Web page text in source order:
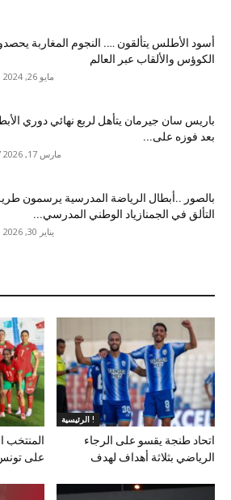
أسود الأطلس يتألقون …. النجوم المغاربة
الكوؤس والألقاب عبر العالم
مايو 26, 2024 14:41
باريس سان جيرمان يتأهل لربع نهائي دوري
بعد فوزه على...
مارس 17, 2026 23:17
بالصور ..أبطال الرياضة المدرسية يرسمون
التألق في الجمنازياد الوطني المدرسي...
يناير 30, 2026 23:21
المنتخب
على
الرئيسية !
اتحاد طنجة يقسو على الرجاء
الرياضي بثلاثة أهداف لهدف